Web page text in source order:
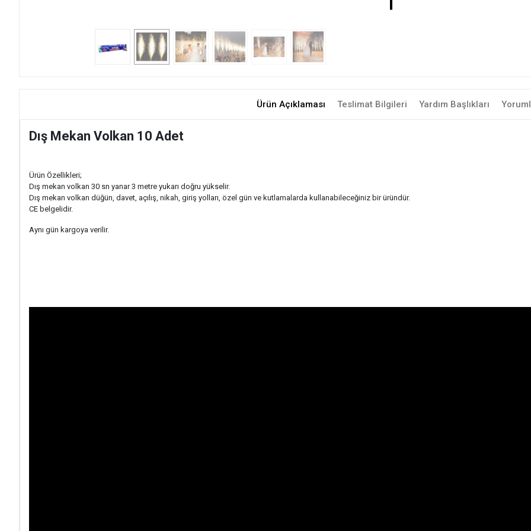
Ürün Açıklaması Teslimat Bilgileri Yardım Başlıkları
Dış Mekan Volkan 10 Adet
Ürün Özellikleri;
Dış mekan volkan 30 sn yanar 3 metre yukarı doğru yükselir.
Dış mekan volkan düğün, davet, açılış, nikah, giriş yolları, özel gün ve kutlamalarda kullanabileceğiniz bir üründür.
CE belgelidir.
Aynı gün kargoya verilir.